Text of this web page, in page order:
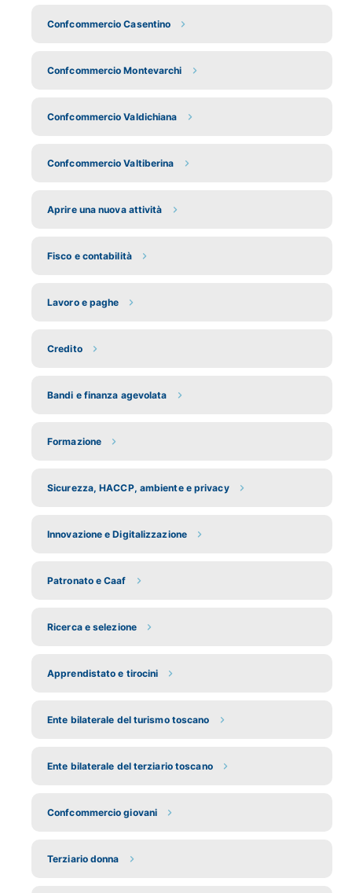
Confcommercio Casentino
Confcommercio Montevarchi
Confcommercio Valdichiana
Confcommercio Valtiberina
Aprire una nuova attività
Fisco e contabilità
Lavoro e paghe
Credito
Bandi e finanza agevolata
Formazione
Sicurezza, HACCP, ambiente e privacy
Innovazione e Digitalizzazione
Patronato e Caaf
Ricerca e selezione
Apprendistato e tirocini
Ente bilaterale del turismo toscano
Ente bilaterale del terziario toscano
Confcommercio giovani
Terziario donna